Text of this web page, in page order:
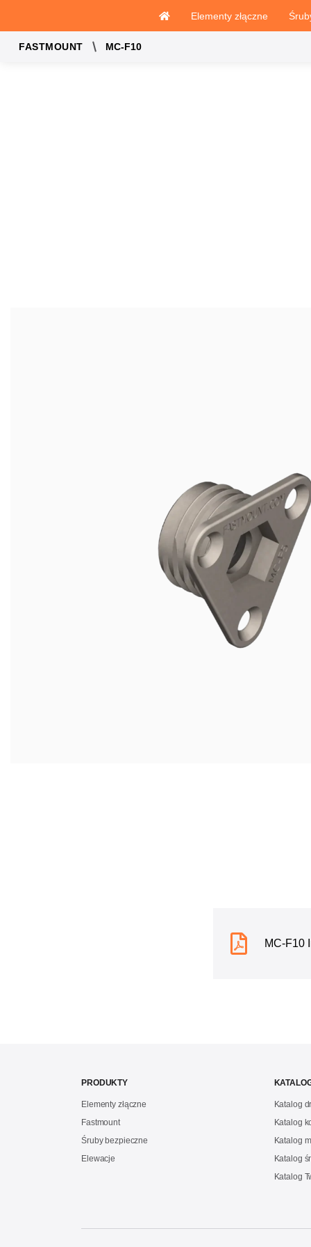
Elementy złączne
FASTMOUNT MC-F10
MC-F10
PRODUKTY
Elementy złączne
Fastmount
Śruby bezpieczne
Elewacje
Katalog
Katalog
Katalog
Katalog
Katalog